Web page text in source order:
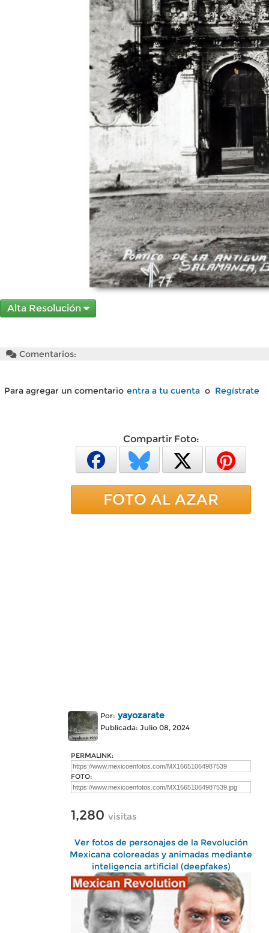
Alta Resolución
Comentarios:
Para agregar un comentario entra a tu cuenta o Regístrate
Compartir Foto:
FOTO AL AZAR
Por: yayozarate
Publicada: Julio 08, 2024
PERMALINK:
FOTO:
1,280 visitas
Ver fotos de personajes de la Revolución
Mexicana coloreadas y animadas mediante
inteligencia artificial (deepfakes)